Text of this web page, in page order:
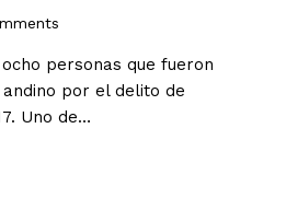
personas que fueron
por el delito de
Uno de…